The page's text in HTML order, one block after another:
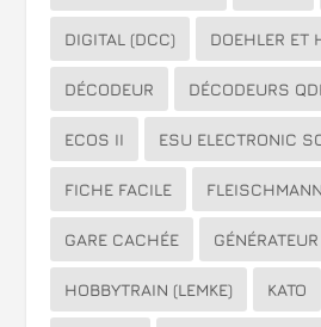
DIGITAL (DCC) DOEHLER ET
DÉCODEUR DÉCODEURS
ECOS II ESU ELECTRONIC
FICHE FACILE FLEISCHMANN
GARE CACHÉE
HOBBYTRAIN (LEMKE) KATO